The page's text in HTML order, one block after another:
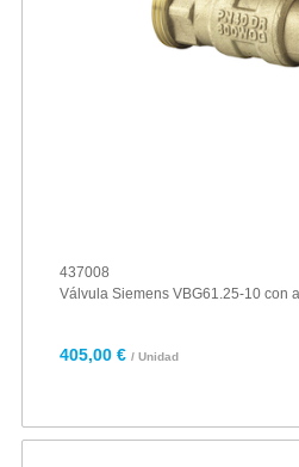
437008
Válvula Siemens VBG61.25-10 con
405,00 € / Unidad